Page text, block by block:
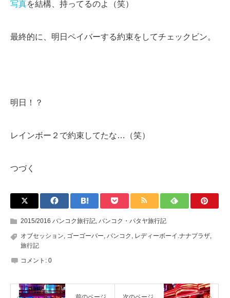
写真を結構、持ってるのよ（笑）
最終的に、明日ペイバーする約束をしてチェックビン。
明日！？
レインボー２で約束してたな…（笑）
つづく
2015/2016 バンコク旅行記, バンコク・パタヤ旅行記
オブセッション, ゴーゴーバー, バンコク , レディーボーイ.ナナプラザ,
旅行記
コメント: 0